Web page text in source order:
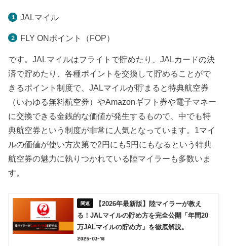
JALマイル
FLY ONポイント（FOP）
です。JALマイルはフライトで貯めたり、JALカードの決
済で貯めたり、各種ポイントを交換して貯めることがで
きるポイント制度で、JALマイルが貯まると特典航空券
（いわゆる無料航空券）やAmazonギフト券や電子マネー
に交換できる金銭的な価値が発生するもので、中でも特
典航空券という制度が非常に人気となっています。1マイ
ルの価値が使い方次第で2円にも5円にもなるという特典
航空券の魅力に執りつかれている陸マイラーも多数いま
す。
【2026年最新版】陸マイラーが教え
る！JALマイルの貯め方を完全公開「年間20
万JALマイルの貯め方」を徹底解説。
2025-03-18